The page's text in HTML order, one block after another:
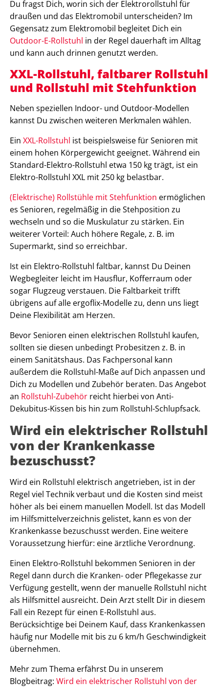
Du fragst Dich, worin sich der Elektrorollstuhl für
draußen und das Elektromobil unterscheiden? Im
Gegensatz zum Elektromobil begleitet Dich ein
Outdoor-E-Rollstuhl in der Regel dauerhaft im Alltag
und kann auch drinnen genutzt werden.
XXL-Rollstuhl, faltbarer Rollstuhl
und Rollstuhl mit Stehfunktion
Neben speziellen Indoor- und Outdoor-Modellen
kannst Du zwischen weiteren Merkmalen wählen.
Ein XXL-Rollstuhl ist beispielsweise für Senioren mit
einem hohen Körpergewicht geeignet. Während ein
Standard-Elektro-Rollstuhl etwa 150 kg trägt, ist ein
Elektro-Rollstuhl XXL mit 250 kg belastbar.
(Elektrische) Rollstühle mit Stehfunktion ermöglichen
es Senioren, regelmäßig in die Stehposition zu
wechseln und so die Muskulatur zu stärken. Ein
weiterer Vorteil: Auch höhere Regale, z. B. im
Supermarkt, sind so erreichbar.
Ist ein Elektro-Rollstuhl faltbar, kannst Du Deinen
Wegbegleiter leicht im Hausflur, Kofferraum oder
sogar Flugzeug verstauen. Die Faltbarkeit trifft
übrigens auf alle ergoflix-Modelle zu, denn uns liegt
Deine Flexibilität am Herzen.
Bevor Senioren einen elektrischen Rollstuhl kaufen,
sollten sie diesen unbedingt Probesitzen z. B. in
einem Sanitätshaus. Das Fachpersonal kann
außerdem die Rollstuhl-Maße auf Dich anpassen und
Dich zu Modellen und Zubehör beraten. Das Angebot
an Rollstuhl-Zubehör reicht hierbei von Anti-
Dekubitus-Kissen bis hin zum Rollstuhl-Schlupfsack.
Wird ein elektrischer Rollstuhl
von der Krankenkasse
bezuschusst?
Wird ein Rollstuhl elektrisch angetrieben, ist in der
Regel viel Technik verbaut und die Kosten sind meist
höher als bei einem manuellen Modell. Ist das Modell
im Hilfsmittelverzeichnis gelistet, kann es von der
Krankenkasse bezuschusst werden. Eine weitere
Voraussetzung hierfür: eine ärztliche Verordnung.
Einen Elektro-Rollstuhl bekommen Senioren in der
Regel dann durch die Kranken- oder Pflegekasse zur
Verfügung gestellt, wenn der manuelle Rollstuhl nicht
als Hilfsmittel ausreicht. Dein Arzt stellt Dir in diesem
Fall ein Rezept für einen E-Rollstuhl aus.
Berücksichtige bei Deinem Kauf, dass Krankenkassen
häufig nur Modelle mit bis zu 6 km/h Geschwindigkeit
übernehmen.
Mehr zum Thema erfährst Du in unserem
Blogbeitrag: Wird ein elektrischer Rollstuhl von der